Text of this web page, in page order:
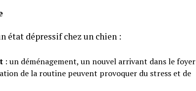
état dépressif chez un chien :
: un déménagement, un nouvel arrivant dans le foyer
de la routine peuvent provoquer du stress et de